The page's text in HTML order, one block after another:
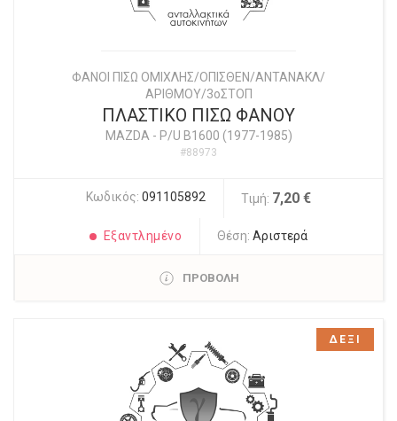
ΦΑΝΟΙ ΠΙΣΩ ΟΜΙΧΛΗΣ/ΟΠΙΣΘΕΝ/ΑΝΤΑΝΑΚΛ/
ΑΡΙΘΜΟΥ/3οΣΤΟΠ
ΠΛΑΣΤΙΚΟ ΠΙΣΩ ΦΑΝΟΥ
MAZDA- P/U B1600 (1977-1985)
#88973
Κωδικός: 091105892 Τιμή: 7,20 €
Εξαντλημένο Θέση:Αριστερά
ΠΡΟΒΟΛΗ
ΔΕΞΙ